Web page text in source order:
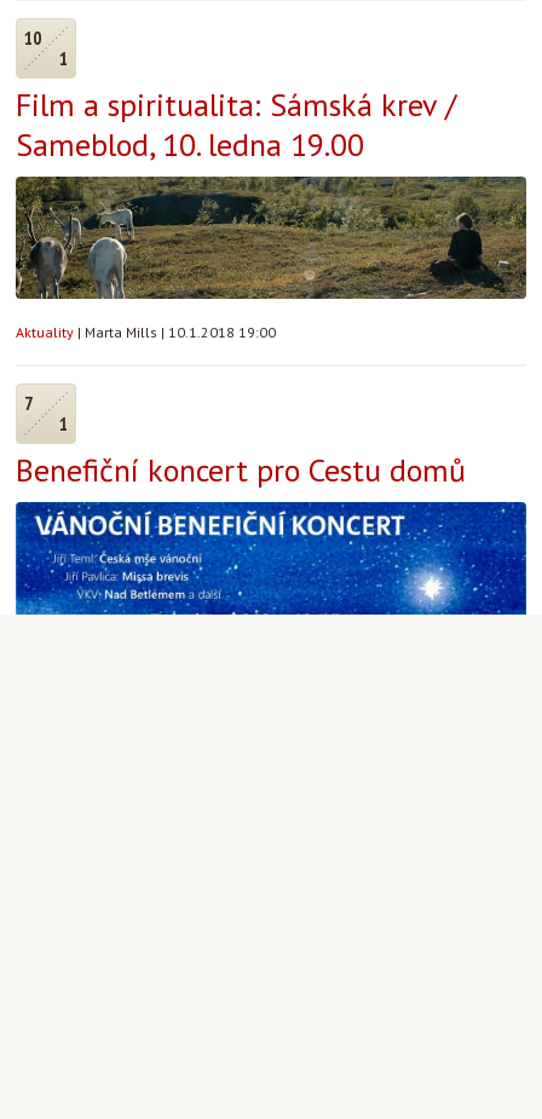
10
1
Film a spiritualita: Sámská krev /
Sameblod, 10. ledna 19.00
Aktuality | Marta Mills | 10.1.2018 19:00
7
1
Benefiční koncert pro Cestu domů